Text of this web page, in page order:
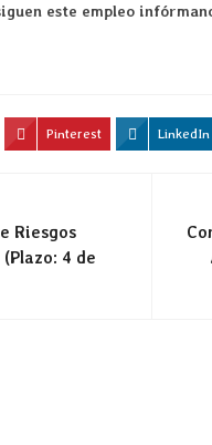
este empleo
Pinterest LinkedIn
Riesgos
4 de